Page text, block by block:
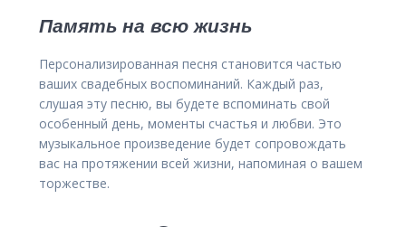
Память на всю жизнь
Персонализированная песня становится частью
ваших свадебных воспоминаний. Каждый раз,
слушая эту песню, вы будете вспоминать свой
особенный день, моменты счастья и любви. Это
музыкальное произведение будет сопровождать
вас на протяжении всей жизни, напоминая о вашем
торжестве.